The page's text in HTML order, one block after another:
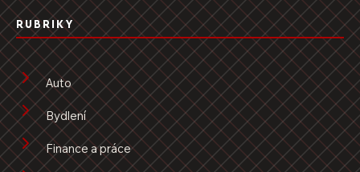
RUBRIKY
Auto
Bydlení
Finance a práce